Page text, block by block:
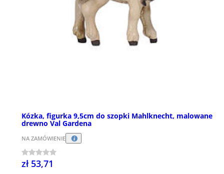
Kózka, figurka 9,5cm do szopki Mahlknecht, malowane
drewno Val Gardena
NA ZAMÓWIENIE
zł 53,71